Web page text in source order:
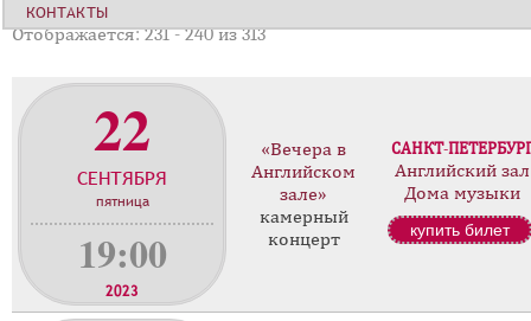
Отображается: 231 - 240 из 313
22
СЕНТЯБРЯ
пятница
19:00
2023
«Вечера в
Английском
зале»
камерный
концерт
САНКТ-
Английский зал
Дома музыки
купить билет
КОНТАКТЫ